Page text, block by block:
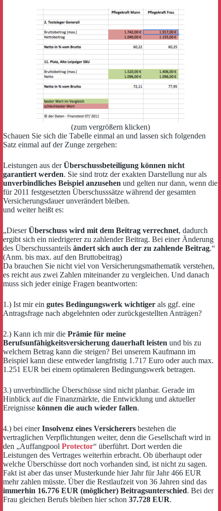
(zum vergrößern klicken)
Schauen Sie sich die Tabelle einmal an und lassen sich folgenden
Satz einmal auf der Zunge zergehen:
Leistungen aus derÜberschussbeteiligung können nicht
garantiert werden. Sie sind trotz der exakten Darstellung nur als
unverbindliches Beispiel anzusehen und gelten nur dann, wenn die
für 2011 festgesetzten Überschusssätze während der gesamten
Versicherungsdauer unverändert bleiben.
und weiter heißt es:
„DieserÜberschuss wird mit dem Beitrag verrechnet, dadurch
ergibt sich ein niedrigerer zu zahlender Beitrag. Bei einer Änderung
des Überschussanteils ändert sich auch der zu zahlende Beitrag.“
(Anm. bis max. auf den Bruttobeitrag)
Da brauchen Sie nicht viel von Versicherungsmathematik verstehen,
es reicht aus zwei Zahlen miteinander zu vergleichen. Und danach
muss sich jeder einige Fragen beantworten:
1.) Ist mir ein gutes Bedingungswerk wichtiger als ggf. eine
Antragsfrage nach abgelehnten oder zurückgestellten Anträgen?
2.) Kann ich mir die Prämie für meine
Berufsunfähigkeitsversicherung dauerhaft leisten und bis zu
welchem Betrag kann die steigen? Bei unserem Kaufmann im
Beispiel kann diese entweder langfristig 1.717 Euro oder auch max.
1.251 EUR bei einem optimaleren Bedingungswerk betragen.
3.) unverbindliche Überschüsse sind nicht planbar. Gerade im
Hinblick auf die Finanzmärkte, die Entwicklung und aktueller
Ereignisse können die auch wieder fallen.
4.) bei einerInsolvenz eines Versicherers bestehen die
vertraglichen Verpflichtungen weiter, denn die Gesellschaft wird in
den „Auffangpool Protector“ überführt. Dort werden die
Leistungen des Vertrages weiterhin erbracht. Ob überhaupt oder
welche Überschüsse dort noch vorhanden sind, ist nicht zu sagen.
Fakt ist aber das unser Musterkunde hier Jahr für Jahr 466 EUR
mehr zahlen müsste. Über die Restlaufzeit von 36 Jahren sind das
immerhin 16.776 EUR (möglicher) Beitragsunterschied. Bei der
Frau gleichen Berufs bleiben hier schon 37.728 EUR.